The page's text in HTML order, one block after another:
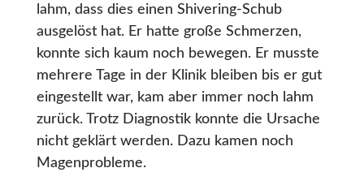
lahm, dass dies einen Shivering-Schub
ausgelöst hat. Er hatte große Schmerzen,
konnte sich kaum noch bewegen. Er musste
mehrere Tage in der Klinik bleiben bis er gut
eingestellt war, kam aber immer noch lahm
zurück. Trotz Diagnostik konnte die Ursache
nicht geklärt werden. Dazu kamen noch
Magenprobleme.